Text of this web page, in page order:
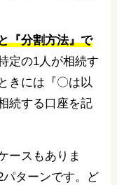
『分割方法』で
定の1人が相続す
きには『〇は以
続する口座を記
ースもありま
ターンです。ど